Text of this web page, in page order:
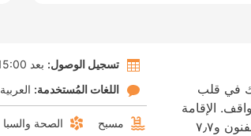
في قلب
واقف. الإقامة
في هذا الفندق تضعك على بُعد ١ كم من مركز سوق واقف للفنون و٧٫٧
تسجيل الوصول: بعد 15:00
اللغات المُستخدمة: العربية
مسبح الصحة والسبا